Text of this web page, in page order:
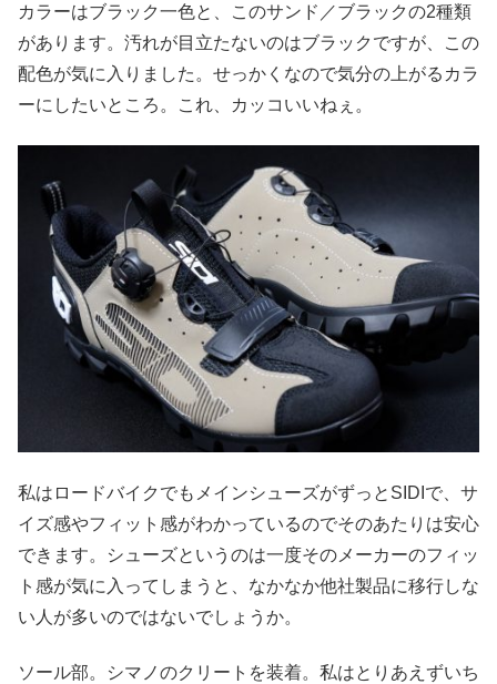
カラーはブラック一色と、このサンド／ブラックの2種類
があります。汚れが目立たないのはブラックですが、この
配色が気に入りました。せっかくなので気分の上がるカラ
ーにしたいところ。これ、カッコいいねぇ。
私はロードバイクでもメインシューズがずっとSIDIで、サ
イズ感やフィット感がわかっているのでそのあたりは安心
できます。シューズというのは一度そのメーカーのフィッ
ト感が気に入ってしまうと、なかなか他社製品に移行しな
い人が多いのではないでしょうか。
ソール部。シマノのクリートを装着。私はとりあえずいち